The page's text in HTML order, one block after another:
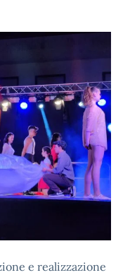
e realizzazione